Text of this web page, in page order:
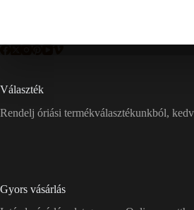
Választék
Rendelj óriási termékválasztékunkból,
Gyors vásárlás